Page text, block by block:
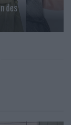
des